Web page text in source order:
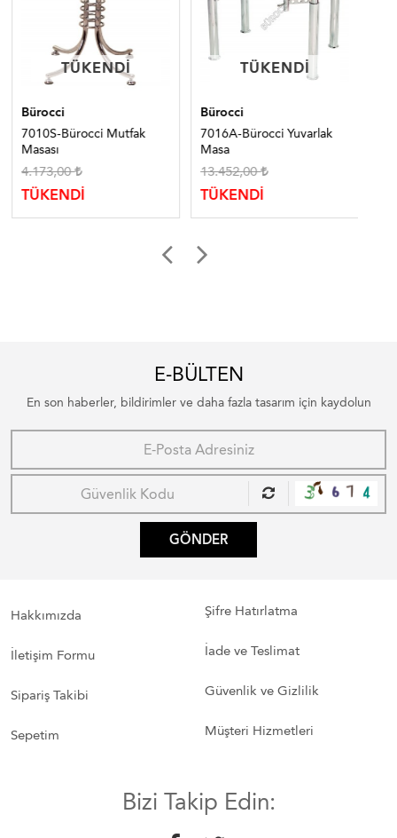
TÜKENDI
TÜKENDI
Bürocci
7010S-Bürocci Mutfak
Masası
4.173,00
TÜKENDİ
TÜKENDI
TÜKENDI
Bürocci
7016A-Bürocci Yuvarlak
Masa
13.452,00
TÜKENDİ
E-BÜLTEN
En son haberler, bildirimler ve daha fazla tasarım için kaydolun
GÖNDER
Hakkımızda
İletişim Formu
Sipariş Takibi
Sepetim
Şifre Hatırlatma
İade ve Teslimat
Güvenlik ve Gizlilik
Müşteri Hizmetleri
Bizi Takip Edin: